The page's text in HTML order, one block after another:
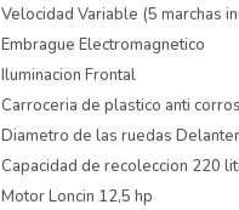
Velocidad Variable (5 marchas
Embrague Electromagnetico
Iluminacion Frontal
Carroceria de plastico anti
Diametro de las ruedas
Capacidad de recoleccion 220
Motor Loncin 12,5 hp